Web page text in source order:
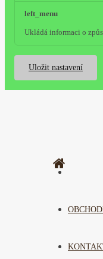
left_menu
Ukládá informaci o
Uložit nastavení